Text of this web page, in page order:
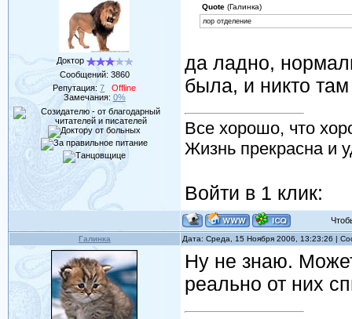
Доктор
Сообщений: 3860
Репутация:7
Offline
Замечания: 0%
Quote(Галинка)
лор отделение
да ладно,
была, и никто
Все хорошо, что
Жизнь прекрасна и
Войти в 1 клик:
Галинка Дата: Среда, 15 Ноября 2006, 13:23:26 |
Ну не знаю.
реально от них